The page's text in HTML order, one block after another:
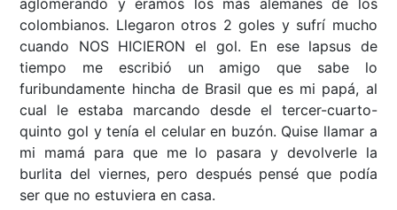
colombianos. Llegaron otros 2 goles y sufrí mucho
cuando NOS HICIERON el gol. En ese lapsus de
tiempo me escribió un amigo que sabe lo
furibundamente hincha de Brasil que es mi papá, al
cual le estaba marcando desde el tercer-cuarto-
quinto gol y tenía el celular en buzón. Quise llamar a
mi mamá para que me lo pasara y devolverle la
burlita del viernes, pero después pensé que podía
ser que no estuviera en casa.